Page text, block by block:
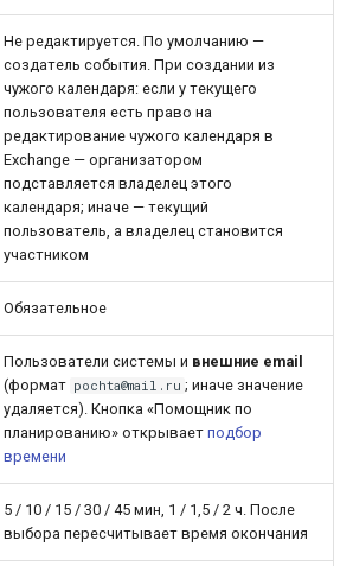
Не редактируется. По умолчанию —
создатель события. При создании из
чужого календаря: если у текущего
пользователя есть право на
редактирование чужого календаря в
Exchange — организатором
подставляется владелец этого
календаря; иначе — текущий
пользователь, а владелец становится
участником
Обязательное
Пользователи системы и внешние email
(формат pochta@mail.ru ; иначе значение
удаляется). Кнопка «Помощник по
планированию» открывает подбор
времени
5 / 10 / 15 / 30 / 45 мин, 1 / 1,5 / 2 ч. После
выбора пересчитывает время окончания